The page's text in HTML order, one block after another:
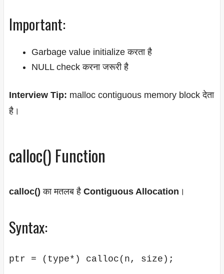
Important:
Garbage value initialize करता है
NULL check करना जरूरी है
Interview Tip: malloc contiguous memory block देता
है।
calloc() Function
calloc() का मतलब है Contiguous Allocation ।
Syntax: